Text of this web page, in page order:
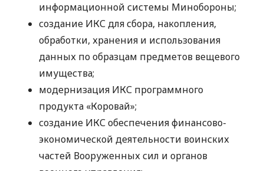
информационной системы Минобороны;
создание ИКС для сбора, накопления,
обработки, хранения и использования
данных по образцам предметов вещевого
имущества;
модернизация ИКС программного
продукта «Коровай»;
создание ИКС обеспечения финансово-
экономической деятельности воинских
частей Вооруженных сил и органов